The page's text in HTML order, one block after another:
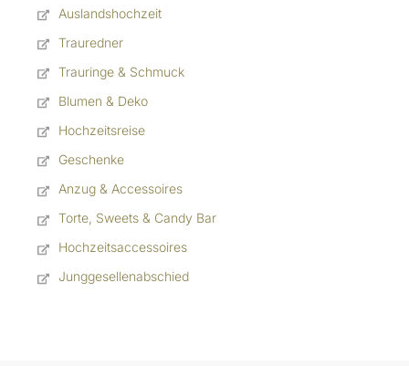
Auslandshochzeit
Trauredner
Trauringe & Schmuck
Blumen & Deko
Hochzeitsreise
Geschenke
Anzug & Accessoires
Torte, Sweets & Candy Bar
Hochzeitsaccessoires
Junggesellenabschied